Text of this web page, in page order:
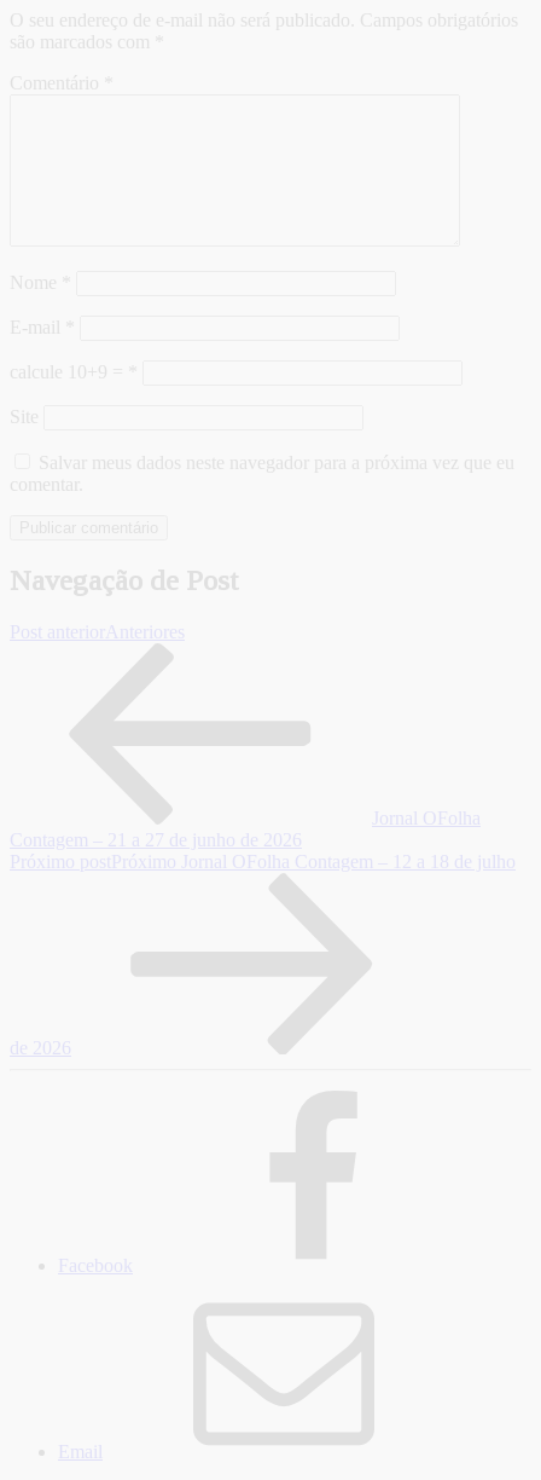
O seu endereço de e-mail não será publicado. Campos obrigatórios
são marcados com
Comentário
Nome
E-mail
calcule 10+9 =
Site
Salvar meus dados neste navegador para a próxima vez que eu
comentar.
Navegação de Post
Post anterior Anteriores
Jornal OFolha
Contagem – 21 a 27 de junho de 2026
Próximo post Próximo Jornal OFolha Contagem – 12 a 18 de julho
de 2026
Facebook
Email